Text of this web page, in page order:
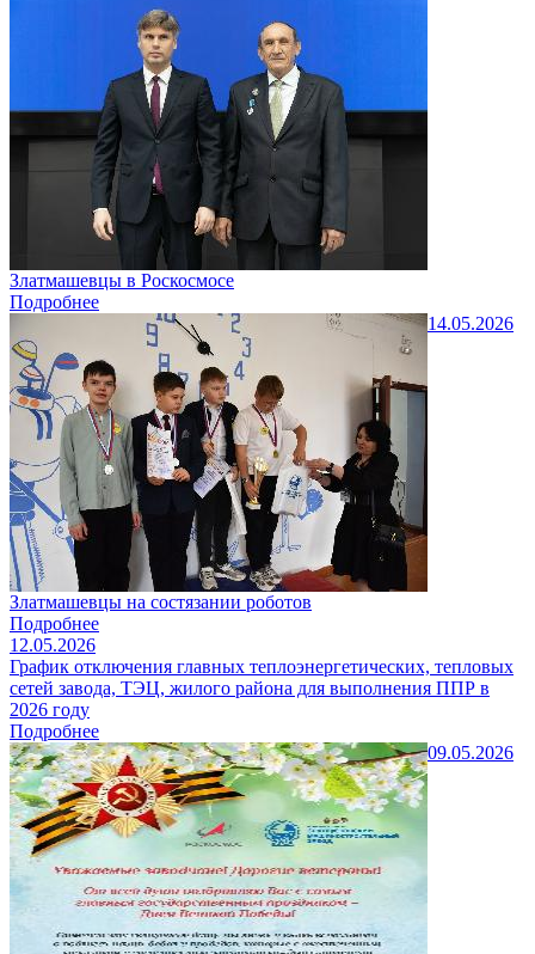
Златмашевцы в Роскосмосе
Подробнее
14.05.2026
Златмашевцы на состязании роботов
Подробнее
12.05.2026
График отключения главных теплоэнергетических, тепловых
сетей завода, ТЭЦ, жилого района для выполнения ППР в
2026 году
Подробнее
09.05.2026